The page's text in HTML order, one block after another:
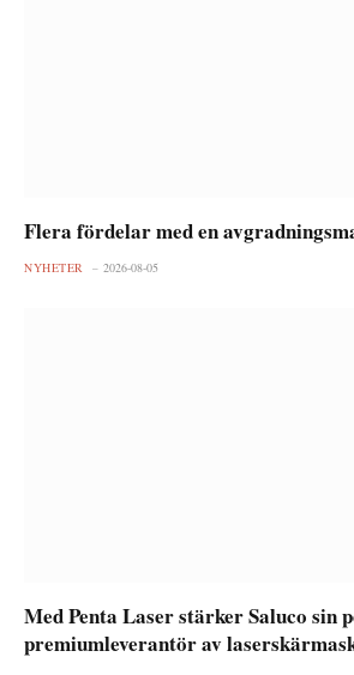
Flera fördelar med en
NYHETER 2026-08-05
Med Penta Laser stärker Saluco sin
premiumleverantör av